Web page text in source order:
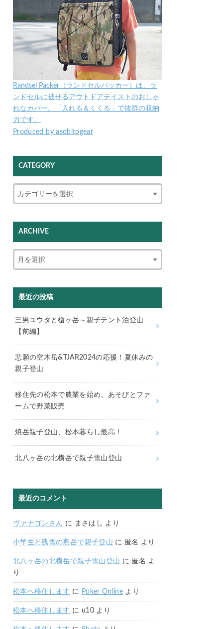
Randsel Packer（ランドセルパッカー）は、ラ
ンドセルに被せるアウトドアテイストのおしゃ
れなカバー。「入れる＆くくる」で抜群の収納
力です。
Produced by asobitogear
CATEGORY
ARCHIVE
最近の投稿
三男ユウタと槍ヶ岳～親子テント泊登山
【前編】
悲願の空木岳&TJAR2024の応援！夏休みの
親子登山
移住先の松本で農業を始め、あそびとファ
ームで野菜販売
焼岳親子登山、松本暮らし最高！
北八ヶ岳の北横岳で親子雪山登山
最近のコメント
ヴァナゴンさん に まさはし より
小学生と残雪の燕岳で親子登山 に 匿名 より
北八ヶ岳の北横岳で親子雪山登山 に 匿名 よ
り
松本へ移住します に Poker Online より
松本へ移住します に u10より